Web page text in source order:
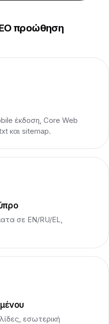
προώθηση
έκδοση, Core Web
και sitemap.
σε EN/RU/EL,
εσωτερική